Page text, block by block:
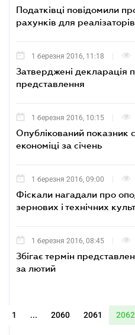
Податківці повідомили
рахунків для
1 березня 2016, 11:18
Затверджені декларація
представлення
1 березня 2016, 10:15
Опублікований показник
економіці за січень
1 березня 2016, 09:00
Фіскали нагадали про
зернових і технічних
1 березня 2016, 08:45
Збігає термін
за лютий
1 ... 2060 2061 2062